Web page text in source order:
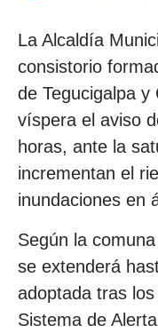
La Alcaldía
consistorio
de Tegucigalpa y
víspera el aviso
horas, ante la
incrementan el
inundaciones en
Según la
se extenderá
adoptada tras
Sistema de